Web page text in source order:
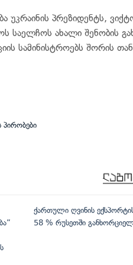
უკრაინის პრეზიდენტს,
საელჩოს ახალი შენობის
სამინისტროებს შორის
პირობები
ქართული ღვინის
58 % რუსეთში